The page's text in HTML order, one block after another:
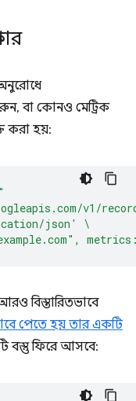
বা কোনও মেট্রিক
করা হয়:
v1/
json'
\
বিস্তারিতভাবে
পেতে হয় তার একটি
বস্তু ফিরে আসবে: